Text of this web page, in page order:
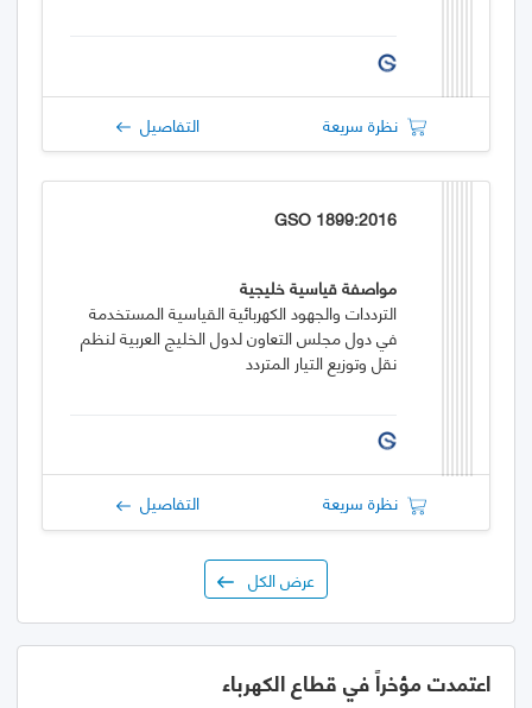
نظرة سريعة التفاصيل
GSO 1899:2016
مواصفة قياسية خليجية
الترددات والجهود الكهربائية القياسية المستخدمة
في دول مجلس التعاون لدول الخليج العربية لنظم
نقل وتوزيع التيار المتردد
نظرة سريعة التفاصيل
عرض الكل
اعتمدت مؤخراً في قطاع الكهرباء